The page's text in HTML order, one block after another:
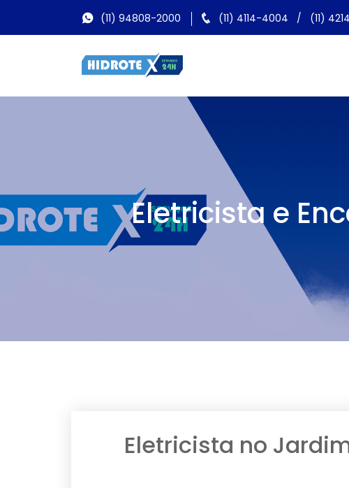
(11) 94808-2000 (11) 4114-4004 / (11)
Eletricista e
Eletricista no